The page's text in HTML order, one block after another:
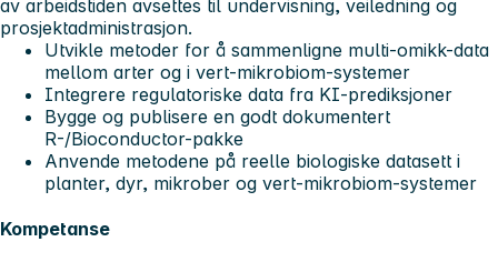
av arbeidstiden avsettes til undervisning, veiledning og
prosjektadministrasjon.
Utvikle metoder for å sammenligne multi-omikk-data
mellom arter og i vert-mikrobiom-systemer
Integrere regulatoriske data fra KI-prediksjoner
Bygge og publisere en godt dokumentert
R-/Bioconductor-pakke
Anvende metodene på reelle biologiske datasett i
planter, dyr, mikrober og vert-mikrobiom-systemer
Kompetanse